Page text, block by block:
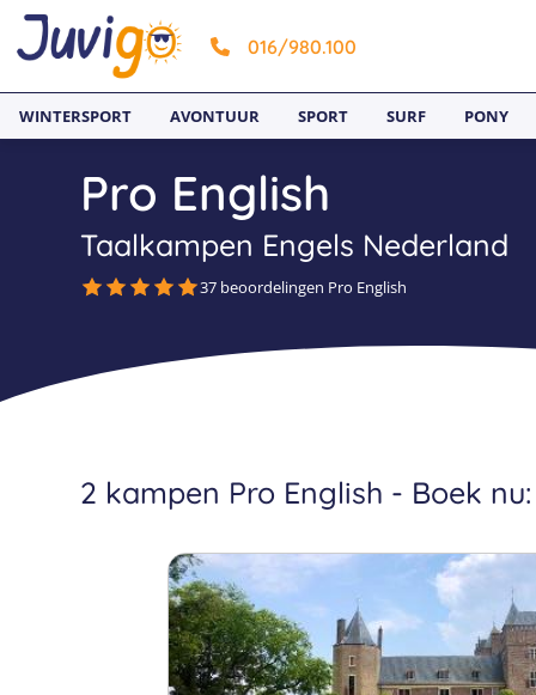
016/980.100
WINTERSPORT AVONTUUR SPORT SURF PONY
Pro English
Taalkampen Engels Nederland
37 beoordelingen Pro English
2 kampen Pro English - Boek nu: